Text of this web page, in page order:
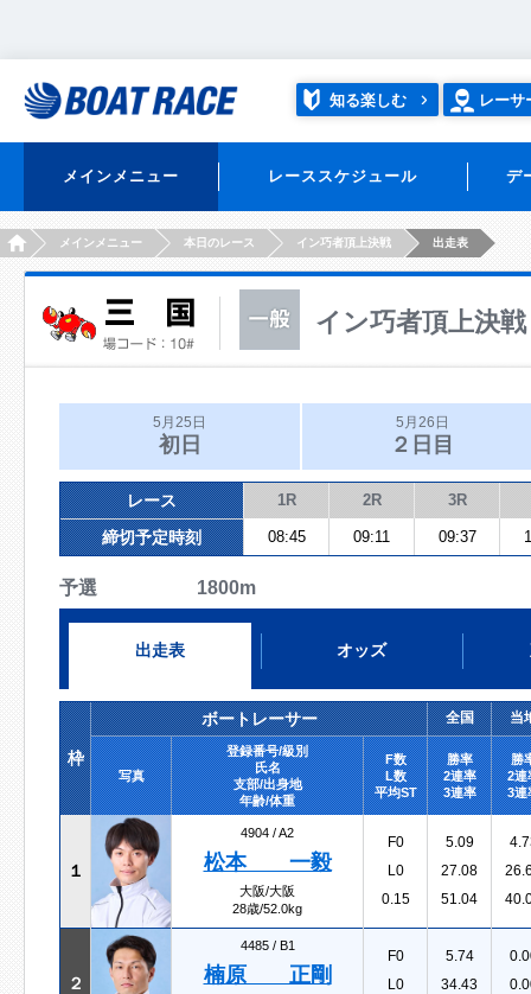
知る楽しむ レーサ
メインメニュー レーススケジュール デ
HOMEメインメニュー 本日のレース イン巧者頂上決戦 出走表
イン巧者頂上決戦
5月25日
初日
5月26日
２日目
レース 1R 2R 3R
締切予定時刻 08:45 09:11 09:37
予選 1800m
出走表 オッズ
枠
ボートレーサー 全国 当
写真
登録番号/級別
氏名
支部/出身地
年齢/体重
F数
L数
平均ST
勝率
2連率
3連率
勝
2連
3連
１
4904 /A2
松本 一毅
大阪/大阪
28歳/52.0kg
F0
L0
0.15
5.09
27.08
51.04
２
4485 / B1
楠原 正剛
F0
L0
5.74
34.43